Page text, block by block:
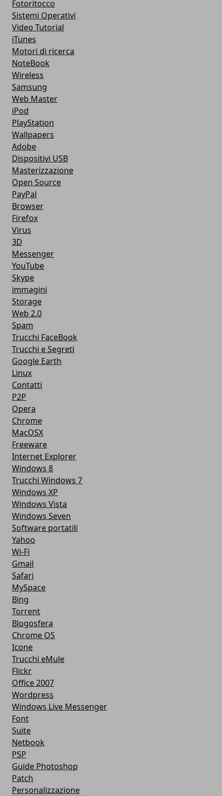
Fotoritocco
Sistemi Operativi
Video Tutorial
iTunes
Motori di ricerca
NoteBook
Wireless
Samsung
Web Master
iPod
PlayStation
Wallpapers
Adobe
Dispositivi USB
Masterizzazione
Open Source
PayPal
Browser
Firefox
Virus
3D
Messenger
YouTube
Skype
immagini
Storage
Web 2.0
Spam
Trucchi FaceBook
Trucchi e Segreti
Google Earth
Linux
Contatti
P2P
Opera
Chrome
MacOSX
Freeware
Internet Explorer
Windows 8
Trucchi Windows 7
Windows XP
Windows Vista
Windows Seven
Software portatili
Yahoo
Wi-Fi
Gmail
Safari
MySpace
Bing
Torrent
Blogosfera
Chrome OS
Icone
Trucchi eMule
Flickr
Office 2007
Wordpress
Windows Live Messenger
Font
Suite
Netbook
PSP
Guide Photoshop
Patch
Personalizzazione